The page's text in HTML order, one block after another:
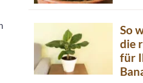
So
die
für